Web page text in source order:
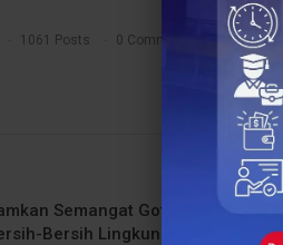
1061 Posts 0 Comments
Semangat Gotong
Bersih Lingkungan